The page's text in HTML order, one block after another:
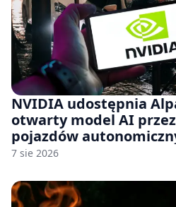
NVIDIA udostępnia
otwarty model AI
pojazdów
komercyjnego
7 sie 2026